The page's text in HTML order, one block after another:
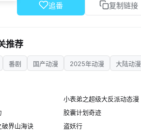
追番 复制链接
推荐
番剧 国产动漫 2025年动漫 大陆动漫
小表弟之超级大反派动态漫
胶囊计划奇迹
破界山海诀
盗妖行